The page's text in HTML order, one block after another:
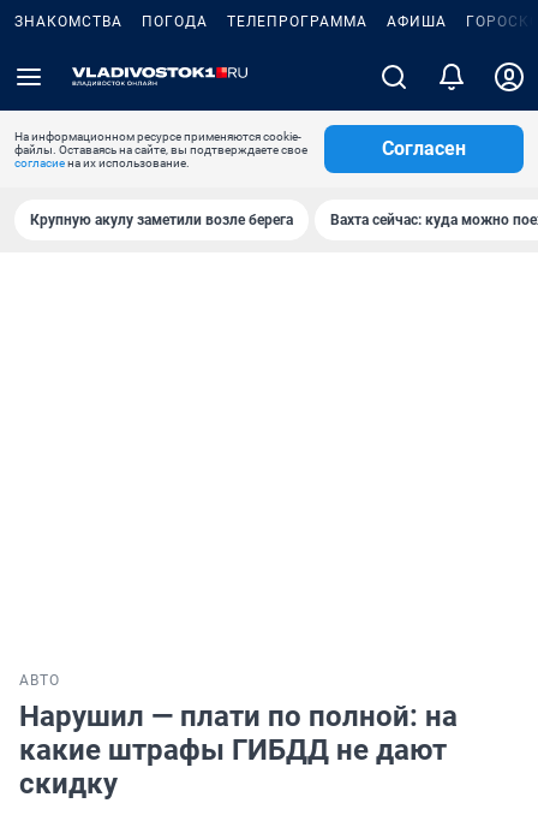
ЗНАКОМСТВА ПОГОДА ТЕЛЕПРОГРАММА АФИША
На информационном ресурсе применяются cookie-
файлы. Оставаясь на сайте, вы подтверждаете свое
согласиена их использование.
Согласен
Крупную акулу заметили возле берега Вахта сейчас: куда можно
АВТО
Нарушил — плати по полной: на
какие штрафы ГИБДД не дают
скидку